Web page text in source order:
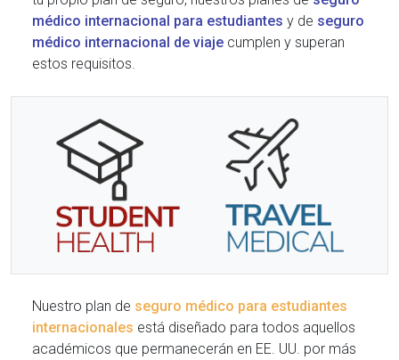
médico internacional para estudiantes y de seguro
médico internacional de viaje cumplen y superan
estos requisitos.
Nuestro plan de seguro médico para estudiantes
internacionales está diseñado para todos aquellos
académicos que permanecerán en EE. UU. por más